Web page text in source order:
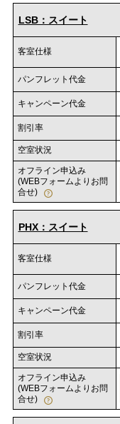
LSB：スイート
客室仕様
パンフレット代金
キャンペーン代金
割引率
空室状況
オフライン申込み
(WEBフォームよりお問
合せ)
PHX：スイート
客室仕様
パンフレット代金
キャンペーン代金
割引率
空室状況
オフライン申込み
(WEBフォームよりお問
合せ)